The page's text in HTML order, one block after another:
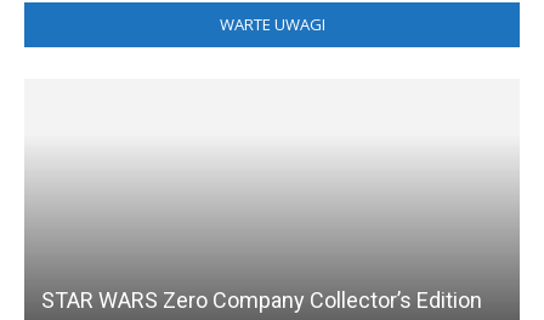
WARTE UWAGI
STAR WARS Zero Company Collector’s Edition